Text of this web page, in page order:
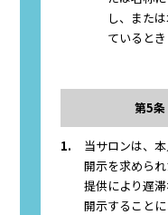
し、また
ているとき
第5条
1.
当サロンは、
開示を求めら
提供により遅滞
開示すること